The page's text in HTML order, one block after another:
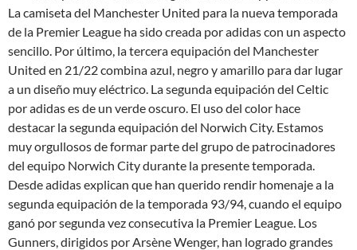
La camiseta del Manchester United para la nueva temporada
de la Premier League ha sido creada por adidas con un aspecto
sencillo. Por último, la tercera equipación del Manchester
United en 21/22 combina azul, negro y amarillo para dar lugar
a un diseño muy eléctrico. La segunda equipación del Celtic
por adidas es de un verde oscuro. El uso del color hace
destacar la segunda equipación del Norwich City. Estamos
muy orgullosos de formar parte del grupo de patrocinadores
del equipo Norwich City durante la presente temporada.
Desde adidas explican que han querido rendir homenaje a la
segunda equipación de la temporada 93/94, cuando el equipo
ganó por segunda vez consecutiva la Premier League. Los
Gunners, dirigidos por Arsène Wenger, han logrado grandes